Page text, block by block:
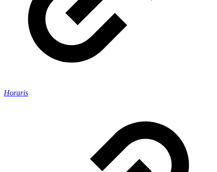
Horaris